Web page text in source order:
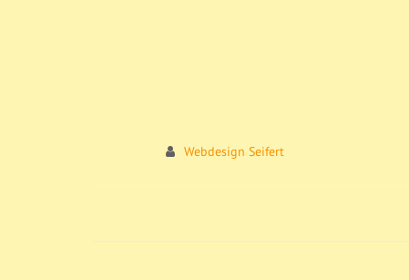
Webdesign Seifert